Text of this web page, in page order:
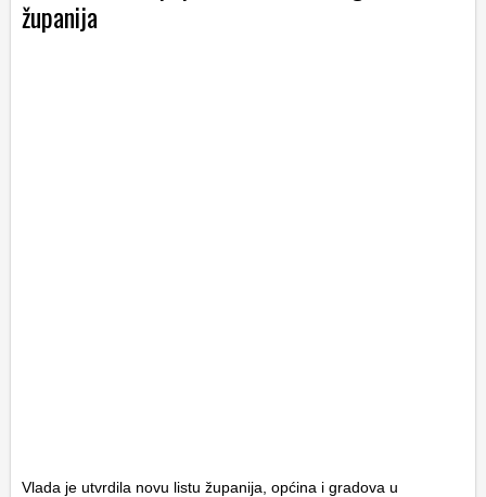
županija
Vlada je utvrdila novu listu županija, općina i gradova u